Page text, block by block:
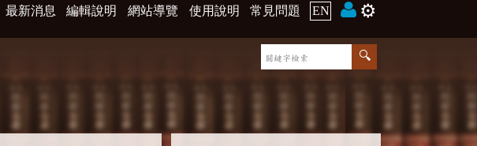
最新消息 編輯說明 網站導覽 使用說明 常見問題 EN ⚙️